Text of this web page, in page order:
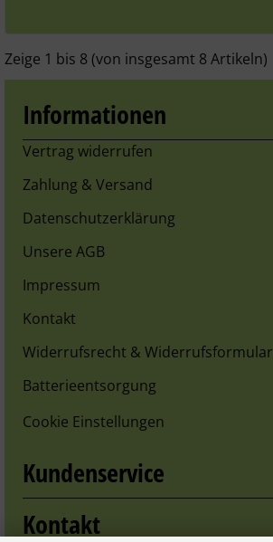
Zeige 1 bis 8 (von insgesamt 8 Artikeln)
Informationen
Vertrag widerrufen
Zahlung & Versand
Datenschutzerklärung
Unsere AGB
Impressum
Kontakt
Widerrufsrecht & Widerrufsformular
Batterieentsorgung
Cookie Einstellungen
Kundenservice
Kontakt